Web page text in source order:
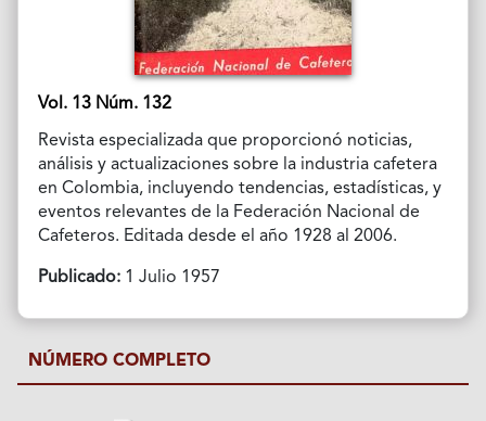
Vol. 13 Núm. 132
Revista especializada que proporcionó noticias,
análisis y actualizaciones sobre la industria cafetera
en Colombia, incluyendo tendencias, estadísticas, y
eventos relevantes de la Federación Nacional de
Cafeteros. Editada desde el año 1928 al 2006.
Publicado:1 Julio 1957
NÚMERO COMPLETO